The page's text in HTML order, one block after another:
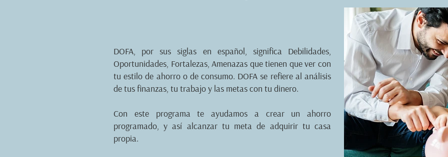
DOFA, por sus siglas en español, significa Debilidades,
Oportunidades, Fortalezas, Amenazas que tienen que ver con
tu estilo de ahorro o de consumo. DOFA se refiere al análisis
de tus finanzas, tu trabajo y las metas con tu dinero.
Con este programa te ayudamos a crear un ahorro
programado, y así alcanzar tu meta de adquirir tu casa
propia.